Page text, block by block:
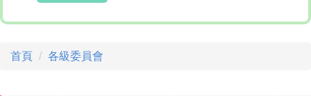
首頁 各級委員會